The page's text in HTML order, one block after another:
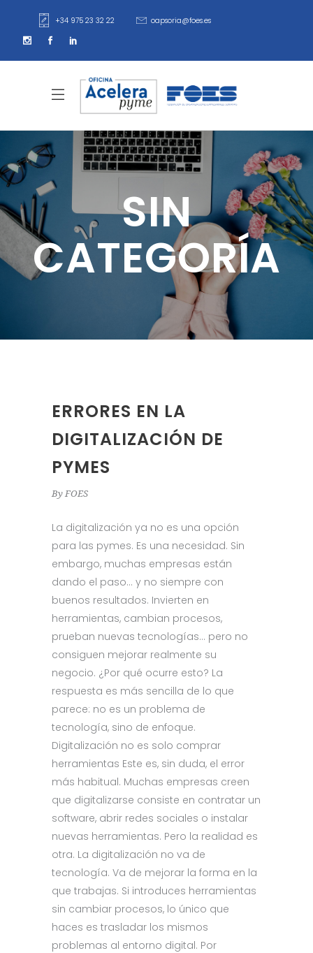
+34 975 23 32 22 oapsoria@foes.es
SIN
CATEGORÍA
ERRORES EN LA
DIGITALIZACIÓN DE
PYMES
By FOES
La digitalización ya no es una opción
para las pymes. Es una necesidad. Sin
embargo, muchas empresas están
dando el paso… y no siempre con
buenos resultados. Invierten en
herramientas, cambian procesos,
prueban nuevas tecnologías… pero no
consiguen mejorar realmente su
negocio. ¿Por qué ocurre esto? La
respuesta es más sencilla de lo que
parece: no es un problema de
tecnología, sino de enfoque.
Digitalización no es solo comprar
herramientas Este es, sin duda, el error
más habitual. Muchas empresas creen
que digitalizarse consiste en contratar un
software, abrir redes sociales o instalar
nuevas herramientas. Pero la realidad es
otra. La digitalización no va de
tecnología. Va de mejorar la forma en la
que trabajas. Si introduces herramientas
sin cambiar procesos, lo único que
haces es trasladar los mismos
problemas al entorno digital. Por